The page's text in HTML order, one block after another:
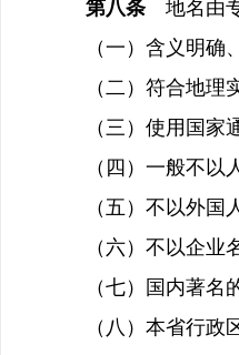
第八条
地名由
（一）含义明确、
（二）符合地理实
（三）使用国家通
（四）一般不以人
（五）不以外国人
（六）不以企业名
（七）国内著名的
（八）本省行政区